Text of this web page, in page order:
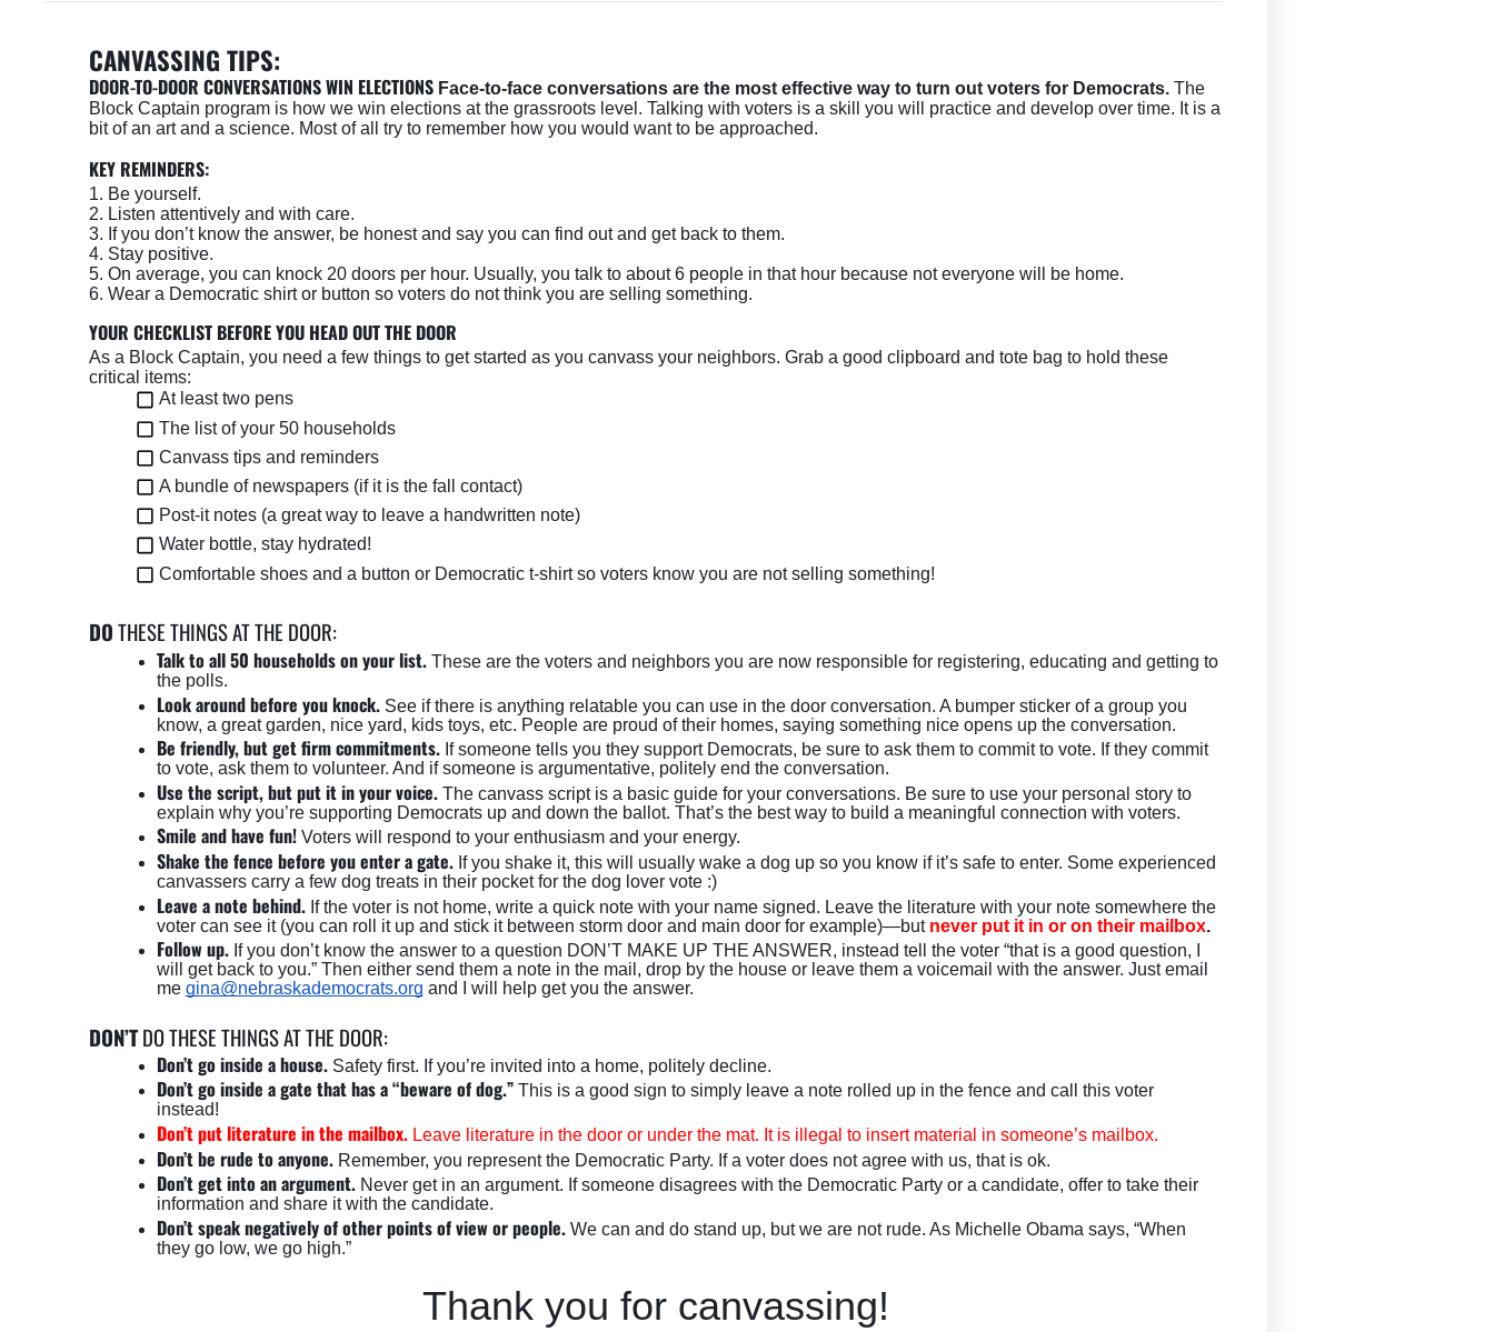
CANVASSING TIPS:
DOOR-TO-DOOR CONVERSATIONS WIN ELECTIONS Face-to-face conversations are the most effective way to turn out voters for Democrats. The
Block Captain program is how we win elections at the grassroots level. Talking with voters is a skill you will practice and develop over time. It is a
bit of an art and a science. Most of all try to remember how you would want to be approached.
KEY REMINDERS:
1. Be yourself.
2. Listen attentively and with care.
3. If you don’t know the answer, be honest and say you can find out and get back to them.
4. Stay positive.
5. On average, you can knock 20 doors per hour. Usually, you talk to about 6 people in that hour because not everyone will be home.
6. Wear a Democratic shirt or button so voters do not think you are selling something.
YOUR CHECKLIST BEFORE YOU HEAD OUT THE DOOR
As a Block Captain, you need a few things to get started as you canvass your neighbors. Grab a good clipboard and tote bag to hold these
critical items:
At least two pens
The list of your 50 households
Canvass tips and reminders
A bundle of newspapers (if it is the fall contact)
Post-it notes (a great way to leave a handwritten note)
Water bottle, stay hydrated!
Comfortable shoes and a button or Democratic t-shirt so voters know you are not selling something!
DO THESE THINGS AT THE DOOR:
Talk to all 50 households on your list. These are the voters and neighbors you are now responsible for registering, educating and getting to
the polls.
Look around before you knock. See if there is anything relatable you can use in the door conversation. A bumper sticker of a group you
know, a great garden, nice yard, kids toys, etc. People are proud of their homes, saying something nice opens up the conversation.
Be friendly, but get firm commitments. If someone tells you they support Democrats, be sure to ask them to commit to vote. If they commit
to vote, ask them to volunteer. And if someone is argumentative, politely end the conversation.
Use the script, but put it in your voice. The canvass script is a basic guide for your conversations. Be sure to use your personal story to
explain why you’re supporting Democrats up and down the ballot. That’s the best way to build a meaningful connection with voters.
Smile and have fun! Voters will respond to your enthusiasm and your energy.
Shake the fence before you enter a gate. If you shake it, this will usually wake a dog up so you know if it’s safe to enter. Some experienced
canvassers carry a few dog treats in their pocket for the dog lover vote :)
Leave a note behind. If the voter is not home, write a quick note with your name signed. Leave the literature with your note somewhere the
voter can see it (you can roll it up and stick it between storm door and main door for example)—but never put it in or on their mailbox.
Follow up. If you don’t know the answer to a question DON’T MAKE UP THE ANSWER, instead tell the voter “that is a good question, I
will get back to you.” Then either send them a note in the mail, drop by the house or leave them a voicemail with the answer. Just email
me gina@nebraskademocrats.org and I will help get you the answer.
DON’T DO THESE THINGS AT THE DOOR:
Don’t go inside a house. Safety first. If you’re invited into a home, politely decline.
Don’t go inside a gate that has a “beware of dog.” This is a good sign to simply leave a note rolled up in the fence and call this voter
instead!
Don’t put literature in the mailbox. Leave literature in the door or under the mat. It is illegal to insert material in someone’s mailbox.
Don’t be rude to anyone. Remember, you represent the Democratic Party. If a voter does not agree with us, that is ok.
Don’t get into an argument. Never get in an argument. If someone disagrees with the Democratic Party or a candidate, offer to take their
information and share it with the candidate.
Don’t speak negatively of other points of view or people. We can and do stand up, but we are not rude. As Michelle Obama says, “When
they go low, we go high.”
Thank you for canvassing!